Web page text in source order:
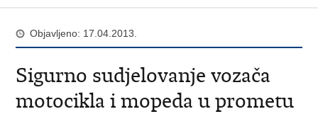
Objavljeno: 17.04.2013.
Sigurno sudjelovanje vozača
motocikla i mopeda u prometu